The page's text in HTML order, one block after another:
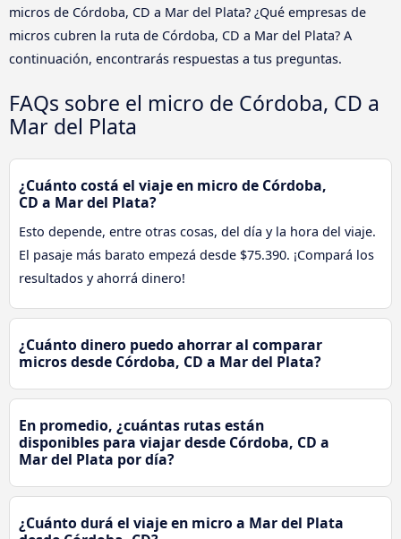
micros de Córdoba, CD a Mar del Plata? ¿Qué empresas de
micros cubren la ruta de Córdoba, CD a Mar del Plata? A
continuación, encontrarás respuestas a tus preguntas.
FAQs sobre el micro de Córdoba, CD a
Mar del Plata
¿Cuánto costá el viaje en micro de Córdoba,
CD a Mar del Plata?
Esto depende, entre otras cosas, del día y la hora del viaje.
El pasaje más barato empezá desde $75.390. ¡Compará los
resultados y ahorrá dinero!
¿Cuánto dinero puedo ahorrar al comparar
micros desde Córdoba, CD a Mar del Plata?
En promedio, ¿cuántas rutas están
disponibles para viajar desde Córdoba, CD a
Mar del Plata por día?
¿Cuánto durá el viaje en micro a Mar del Plata